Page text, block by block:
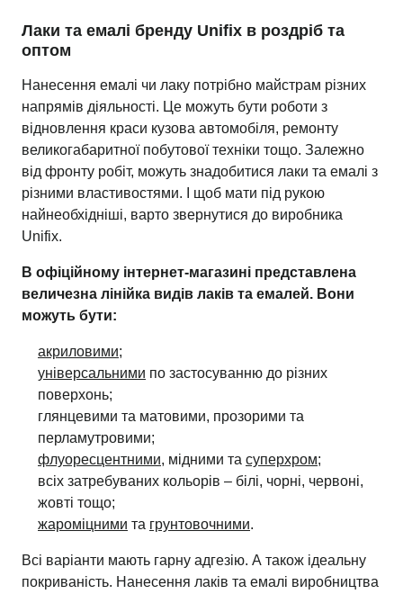
Лаки та емалі бренду Unifix в роздріб та
оптом
Нанесення емалі чи лаку потрібно майстрам різних
напрямів діяльності. Це можуть бути роботи з
відновлення краси кузова автомобіля, ремонту
великогабаритної побутової техніки тощо. Залежно
від фронту робіт, можуть знадобитися лаки та емалі з
різними властивостями. І щоб мати під рукою
найнеобхідніші, варто звернутися до виробника
Unifix.
В офіційному інтернет-магазині представлена
величезна лінійка видів лаків та емалей. Вони
можуть бути:
акриловими;
універсальними по застосуванню до різних
поверхонь;
глянцевими та матовими, прозорими та
перламутровими;
флуоресцентними, мідними та суперхром;
всіх затребуваних кольорів – білі, чорні, червоні,
жовті тощо;
жароміцними та грунтовочними.
Всі варіанти мають гарну адгезію. А також ідеальну
покриваність. Нанесення лаків та емалі виробництва